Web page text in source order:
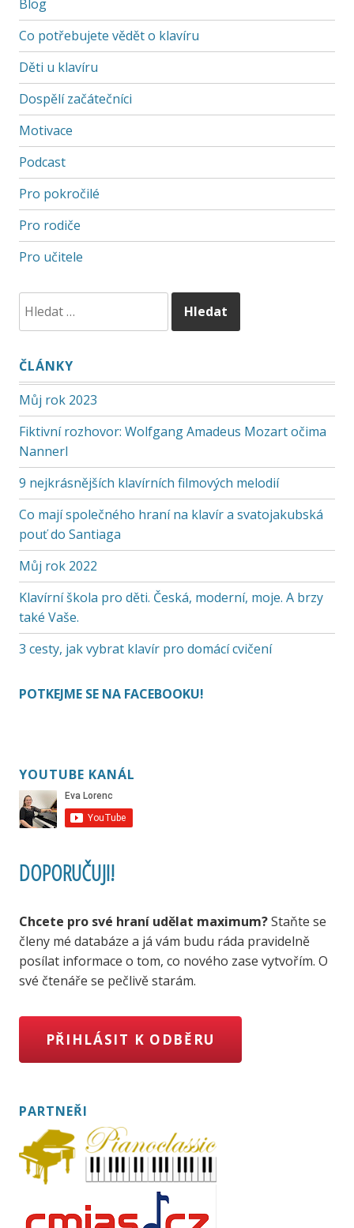
Blog
Co potřebujete vědět o klavíru
Děti u klavíru
Dospělí začátečníci
Motivace
Podcast
Pro pokročilé
Pro rodiče
Pro učitele
ČLÁNKY
Můj rok 2023
Fiktivní rozhovor: Wolfgang Amadeus Mozart očima
Nannerl
9 nejkrásnějších klavírních filmových melodií
Co mají společného hraní na klavír a svatojakubská
pouť do Santiaga
Můj rok 2022
Klavírní škola pro děti. Česká, moderní, moje. A brzy
také Vaše.
3 cesty, jak vybrat klavír pro domácí cvičení
POTKEJME SE NA FACEBOOKU!
YOUTUBE KANÁL
DOPORUČUJI!
Chcete pro své hraní udělat maximum?Staňte se
členy mé databáze a já vám budu ráda pravidelně
posílat informace o tom, co nového zase vytvořím. O
své čtenáře se pečlivě starám.
PŘIHLÁSIT K ODBĚRU
PARTNEŘI